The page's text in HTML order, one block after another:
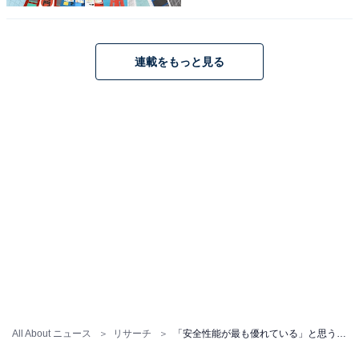
All About ニュース リサーチ
連載をもっと見る